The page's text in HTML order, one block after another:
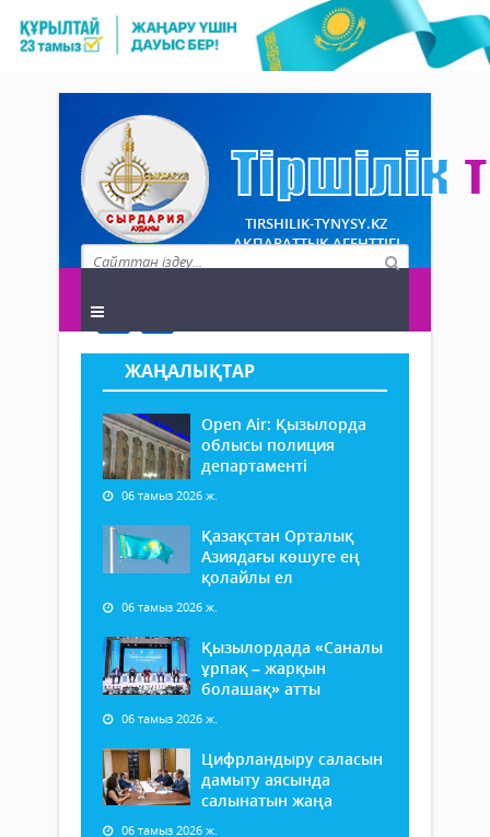
TIRSHILIK-TYNYSY.KZ
АҚПАРАТТЫҚ АГЕНТТІГІ
ЖАҢАЛЫҚТАР
Open Air: Қызылорда
облысы полиция
департаменті
06 тамыз 2026 ж.
Қазақстан Орталық
Азиядағы көшуге ең
қолайлы ел
06 тамыз 2026 ж.
Қызылордада «Саналы
ұрпақ – жарқын
болашақ» атты
06 тамыз 2026 ж.
Цифрландыру саласын
дамыту аясында
салынатын жаңа
06 тамыз 2026 ж.